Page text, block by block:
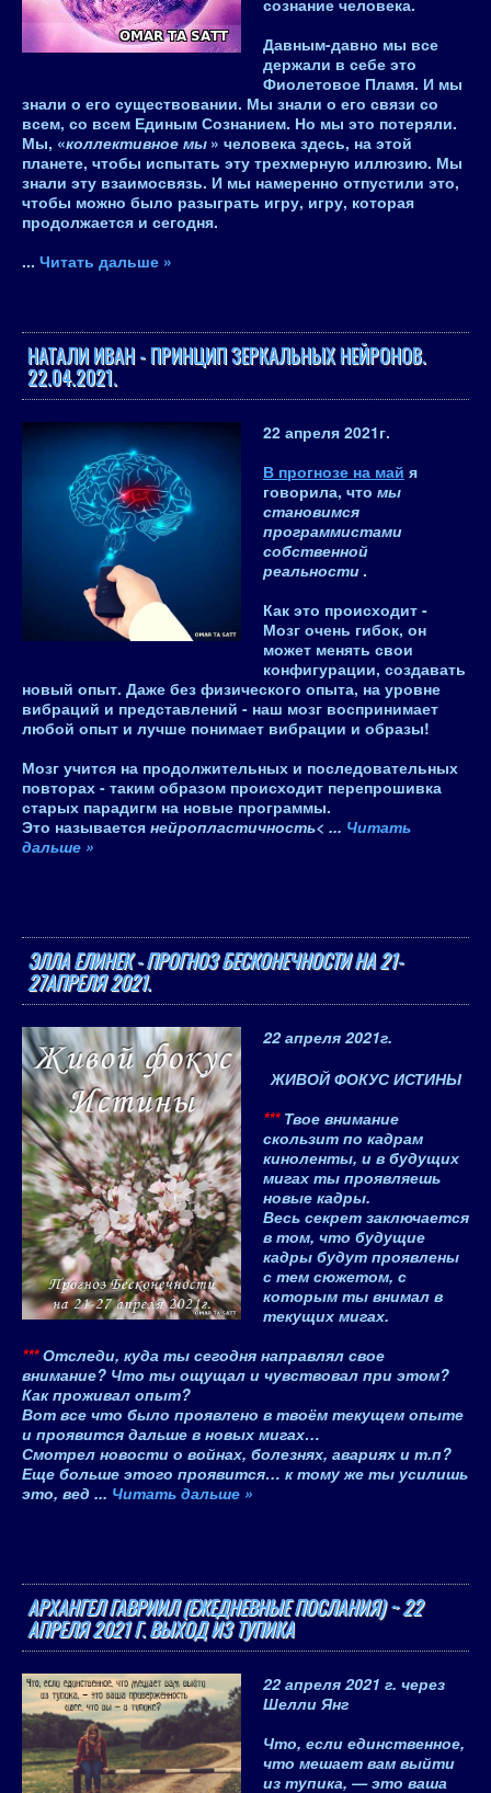
сознание человека.
Давным-давно мы все
держали в себе это
Фиолетовое Пламя. И мы
знали о его существовании. Мы знали о его связи со
всем, со всем Единым Сознанием. Но мы это потеряли.
Мы, «коллективное мы » человека здесь, на этой
планете, чтобы испытать эту трехмерную иллюзию. Мы
знали эту взаимосвязь. И мы намеренно отпустили это,
чтобы можно было разыграть игру, игру, которая
продолжается и сегодня.
... Читать дальше »
НАТАЛИ ИВАН - ПРИНЦИП ЗЕРКАЛЬНЫХ НЕЙРОНОВ.
22.04.2021.
22 апреля 2021г.
В прогнозе на май я
говорила, что мы
становимся
программистами
собственной
реальности .
Как это происходит -
Мозг очень гибок, он
может менять свои
конфигурации, создавать
новый опыт. Даже без физического опыта, на уровне
вибраций и представлений - наш мозг воспринимает
любой опыт и лучше понимает вибрации и образы!
Мозг учится на продолжительных и последовательных
повторах - таким образом происходит перепрошивка
старых парадигм на новые программы.
Это называется нейропластичность< ... Читать
дальше »
ЭЛЛА ЕЛИНЕК - ПРОГНОЗ БЕСКОНЕЧНОСТИ НА 21-
27АПРЕЛЯ 2021.
22 апреля 2021г.
ЖИВОЙ ФОКУС ИСТИНЫ
***Твое внимание
скользит по кадрам
киноленты, и в будущих
мигах ты проявляешь
новые кадры.
Весь секрет заключается
в том, что будущие
кадры будут проявлены
с тем сюжетом, с
которым ты внимал в
текущих мигах.
*** Отследи, куда ты сегодня направлял свое
внимание? Что ты ощущал и чувствовал при этом?
Как проживал опыт?
Вот все что было проявлено в твоём текущем опыте
и проявится дальше в новых мигах…
Смотрел новости о войнах, болезнях, авариях и т.п?
Еще больше этого проявится… к тому же ты усилишь
это, вед ... Читать дальше »
АРХАНГЕЛ ГАВРИИЛ (ЕЖЕДНЕВНЫЕ ПОСЛАНИЯ) ~ 22
АПРЕЛЯ 2021 Г. ВЫХОД ИЗ ТУПИКА
22 апреля 2021 г. через
Шелли Янг
Что, если единственное,
что мешает вам выйти
из тупика, — это ваша